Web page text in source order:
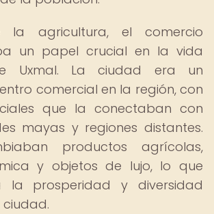
la agricultura, el comercio
un papel crucial en la vida
Uxmal. La ciudad era un
comercial en la región, con
que la conectaban con
mayas y regiones distantes.
productos agrícolas,
y objetos de lujo, lo que
la prosperidad y diversidad